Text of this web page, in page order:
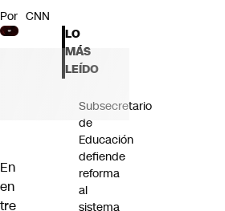
Por CNN
En
en
tre
LO
MÁS
LEÍDO
Subsecretario
de
Educación
defiende
reforma
al
sistema